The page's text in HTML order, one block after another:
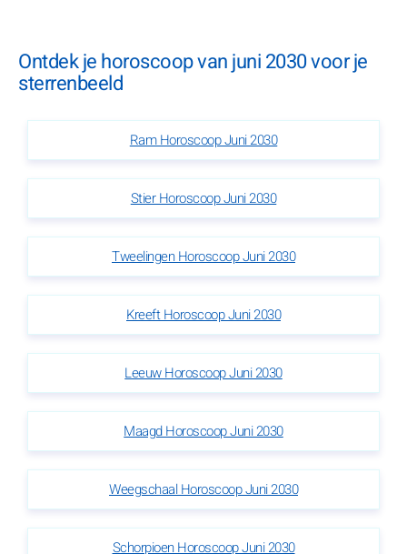
Ontdek je horoscoop van juni 2030 voor je
sterrenbeeld
Ram Horoscoop Juni 2030
Stier Horoscoop Juni 2030
Tweelingen Horoscoop Juni 2030
Kreeft Horoscoop Juni 2030
Leeuw Horoscoop Juni 2030
Maagd Horoscoop Juni 2030
Weegschaal Horoscoop Juni 2030
Schorpioen Horoscoop Juni 2030